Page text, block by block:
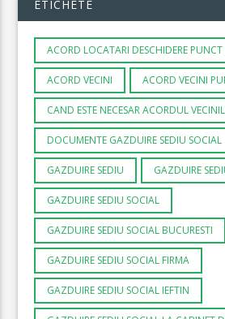
ETICHETE
ACORD LOCATARI DESCHIDERE
ACORD VECINI ACORD VECINI
CAND ESTE NECESAR ACORDUL
DOCUMENTE GAZDUIRE SEDIU SOCIAL
GAZDUIRE SEDIU GAZDUIRE
GAZDUIRE SEDIU SOCIAL
GAZDUIRE SEDIU SOCIAL BUCURESTI
GAZDUIRE SEDIU SOCIAL FIRMA
GAZDUIRE SEDIU SOCIAL IEFTIN